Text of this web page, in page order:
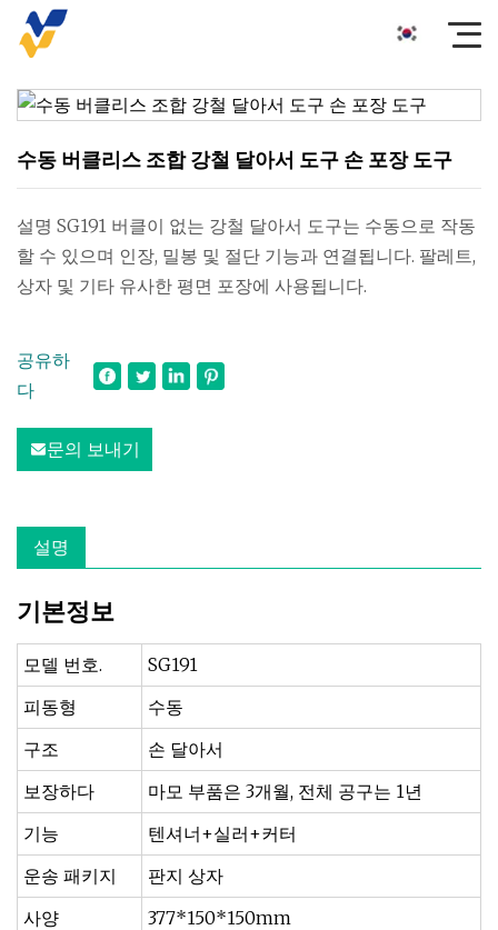
수동 버클리스 조합 강철 달아서 도구 손 포장 도구
설명 SG191 버클이 없는 강철 달아서 도구는 수동으로 작동
할 수 있으며 인장, 밀봉 및 절단 기능과 연결됩니다. 팔레트,
상자 및 기타 유사한 평면 포장에 사용됩니다.
공유하
다
문의 보내기
설명
기본정보
모델 번호.
SG191
피동형
수동
구조
손 달아서
보장하다
마모 부품은 3개월, 전체 공구는 1년
기능
텐셔너+실러+커터
운송 패키지
판지 상자
사양
377*150*150mm